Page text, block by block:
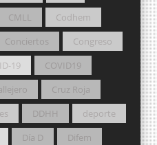
CMLL
Codhem
Conciertos
Congreso
19
COVID19
Cruz Roja
DDHH
deporte
Día D
Difem